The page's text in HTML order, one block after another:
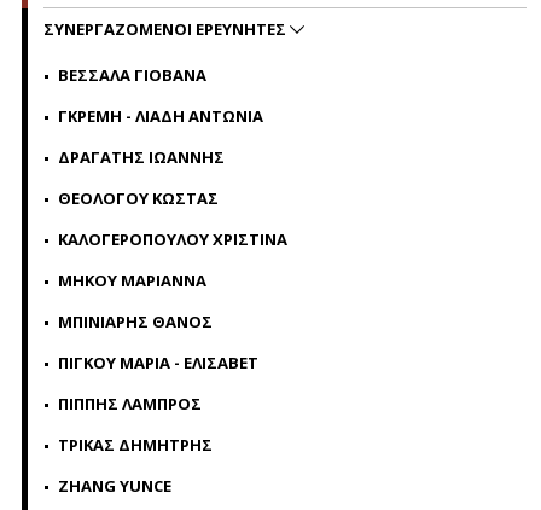
ΣΥΝΕΡΓΑΖΟΜΕΝΟΙ ΕΡΕΥΝΗΤΕΣ
ΒΕΣΣΑΛΑ ΓΙΟΒΑΝΑ
ΓΚΡΕΜΗ - ΛΙΑΔΗ ΑΝΤΩΝΙΑ
ΔΡΑΓΑΤΗΣ ΙΩΑΝΝΗΣ
ΘΕΟΛΟΓΟΥ ΚΩΣΤΑΣ
ΚΑΛΟΓΕΡΟΠΟΥΛΟΥ ΧΡΙΣΤΙΝΑ
ΜΗΚΟΥ ΜΑΡΙΑΝΝΑ
ΜΠΙΝΙΑΡΗΣ ΘΑΝΟΣ
ΠΙΓΚΟΥ ΜΑΡΙΑ - ΕΛΙΣΑΒΕΤ
ΠΙΠΠΗΣ ΛΑΜΠΡΟΣ
ΤΡΙΚΑΣ ΔΗΜΗΤΡΗΣ
ZHANG YUNCE